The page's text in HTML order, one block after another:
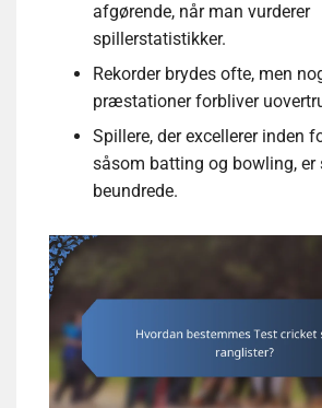
afgørende, når man vurderer
spillerstatistikker.
Rekorder brydes ofte, men
præstationer forbliver
Spillere, der excellerer inden
såsom batting og bowling,
beundrede.